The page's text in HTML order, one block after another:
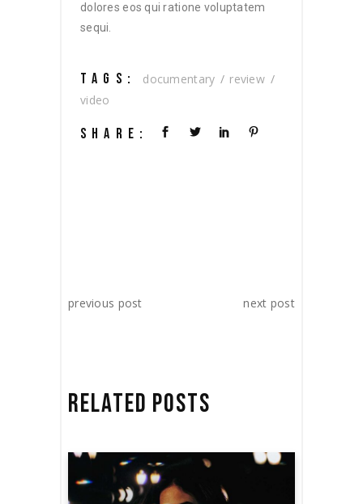
dolores eos qui ratione voluptatem
sequi.
TAGS: documentary
review
video
SHARE:
previous post next post
RELATED POSTS